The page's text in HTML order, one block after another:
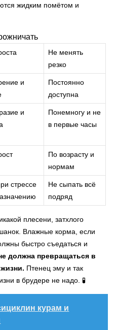
жидким помётом и
Не менять
резко
и
Постоянно
доступна
и
Понемногу и не
в первые часы
По возрасту и
нормам
стрессе
Не сыпать всё
подряд
плесени, затхлого
Влажные корма, если
быстро съедаться и
должна превращаться в
Птенец эму и так
в брудере не надо. 🧪
курам и